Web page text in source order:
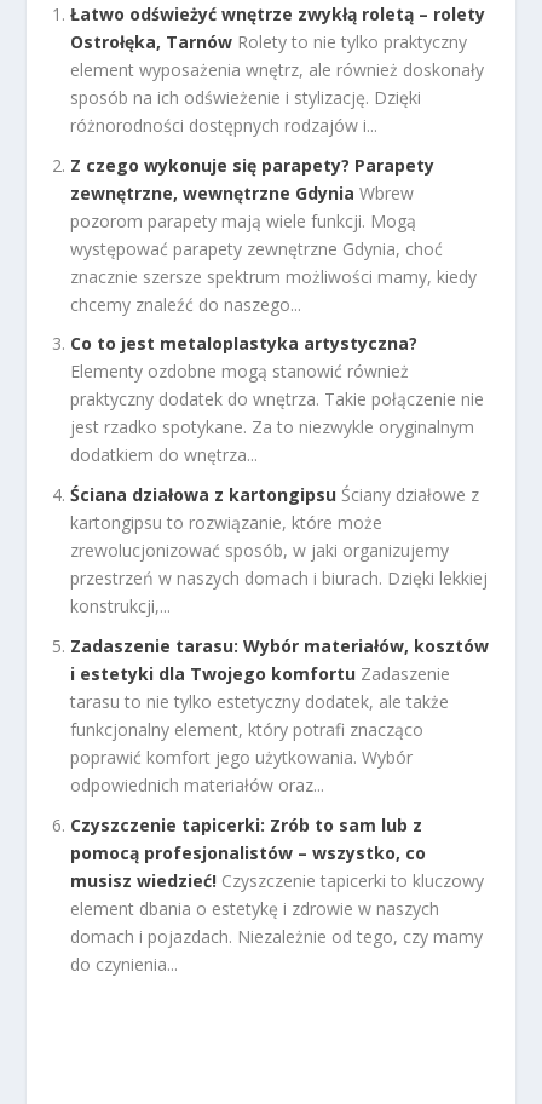
Łatwo odświeżyć wnętrze zwykłą roletą – rolety
Ostrołęka, Tarnów Rolety to nie tylko praktyczny
element wyposażenia wnętrz, ale również doskonały
sposób na ich odświeżenie i stylizację. Dzięki
różnorodności dostępnych rodzajów i...
Z czego wykonuje się parapety? Parapety
zewnętrzne, wewnętrzne Gdynia Wbrew
pozorom parapety mają wiele funkcji. Mogą
występować parapety zewnętrzne Gdynia, choć
znacznie szersze spektrum możliwości mamy, kiedy
chcemy znaleźć do naszego...
Co to jest metaloplastyka artystyczna?
Elementy ozdobne mogą stanowić również
praktyczny dodatek do wnętrza. Takie połączenie nie
jest rzadko spotykane. Za to niezwykle oryginalnym
dodatkiem do wnętrza...
Ściana działowa z kartongipsu Ściany działowe z
kartongipsu to rozwiązanie, które może
zrewolucjonizować sposób, w jaki organizujemy
przestrzeń w naszych domach i biurach. Dzięki lekkiej
konstrukcji,...
Zadaszenie tarasu: Wybór materiałów, kosztów
i estetyki dla Twojego komfortu Zadaszenie
tarasu to nie tylko estetyczny dodatek, ale także
funkcjonalny element, który potrafi znacząco
poprawić komfort jego użytkowania. Wybór
odpowiednich materiałów oraz...
Czyszczenie tapicerki: Zrób to sam lub z
pomocą profesjonalistów – wszystko, co
musisz wiedzieć! Czyszczenie tapicerki to kluczowy
element dbania o estetykę i zdrowie w naszych
domach i pojazdach. Niezależnie od tego, czy mamy
do czynienia...